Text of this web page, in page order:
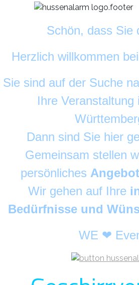
Schön, dass Sie
Herzlich willkommen bei
Sie sind auf der Suche
Ihre Veranstaltung
Dann sind Sie hier
Gemeinsam stellen
persönliches Angebot
Wir gehen auf Ihre
Bedürfnisse und
WE ❤